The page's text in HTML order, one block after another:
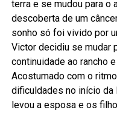
terra e se mudou para o
descoberta de um
sonho só foi vivido por
Victor decidiu se mudar
continuidade ao rancho
Acostumado com o
dificuldades no início da
levou a esposa e os